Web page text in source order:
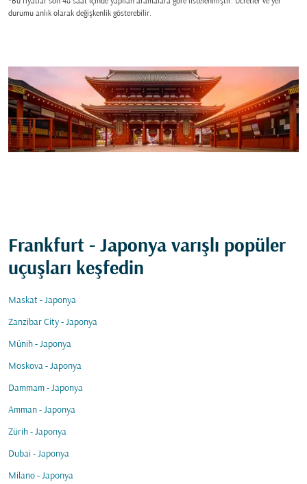
durumu anlık olarak değişkenlik gösterebilir.
Frankfurt - Japonya varışlı popüler
uçuşları keşfedin
Maskat - Japonya
Zanzibar City - Japonya
Münih - Japonya
Moskova - Japonya
Dammam - Japonya
Amman - Japonya
Zürih - Japonya
Dubai - Japonya
Milano - Japonya